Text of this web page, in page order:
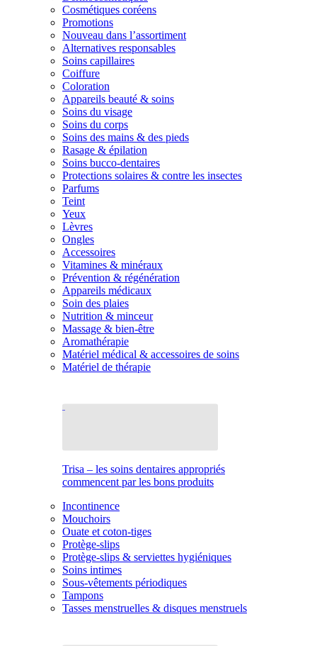
Cosmétiques coréens
Promotions
Nouveau dans l’assortiment
Alternatives responsables
Soins capillaires
Coiffure
Coloration
Appareils beauté & soins
Soins du visage
Soins du corps
Soins des mains & des pieds
Rasage & épilation
Soins bucco-dentaires
Protections solaires & contre les insectes
Parfums
Teint
Yeux
Lèvres
Ongles
Accessoires
Vitamines & minéraux
Prévention & régénération
Appareils médicaux
Soin des plaies
Nutrition & minceur
Massage & bien-être
Aromathérapie
Matériel médical & accessoires de soins
Matériel de thérapie
Trisa – les soins dentaires appropriés
commencent par les bons produits
Incontinence
Mouchoirs
Ouate et coton-tiges
Protège-slips
Protège-slips & serviettes hygiéniques
Soins intimes
Sous-vêtements périodiques
Tampons
Tasses menstruelles & disques menstruels